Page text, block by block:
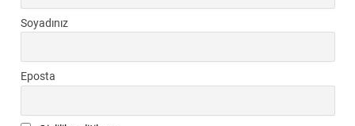
Soyadınız
Eposta